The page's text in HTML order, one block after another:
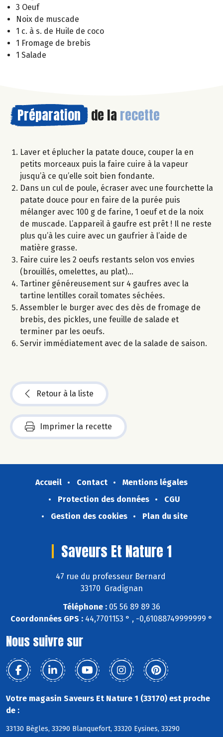
3 Oeuf
Noix de muscade
1 c. à s. de Huile de coco
1 Fromage de brebis
1 Salade
Préparation de la recette
Laver et éplucher la patate douce, couper la en
petits morceaux puis la faire cuire à la vapeur
jusqu’à ce qu’elle soit bien fondante.
Dans un cul de poule, écraser avec une fourchette la
patate douce pour en faire de la purée puis
mélanger avec 100 g de farine, 1 oeuf et de la noix
de muscade. L’appareil à gaufre est prêt ! Il ne reste
plus qu’à les cuire avec un gaufrier à l’aide de
matière grasse.
Faire cuire les 2 oeufs restants selon vos envies
(brouillés, omelettes, au plat)…
Tartiner généreusement sur 4 gaufres avec la
tartine lentilles corail tomates séchées.
Assembler le burger avec des dès de fromage de
brebis, des pickles, une feuille de salade et
terminer par les oeufs.
Servir immédiatement avec de la salade de saison.
Retour à la liste
Imprimer la recette
Accueil Contact
Mentions légales
Protection des données
CGU
Gestion des cookies
Plan du site
Saveurs Et Nature 1
47 rue du professeur Bernard
33170 Gradignan
Téléphone : 05 56 89 89 36
Coordonnées GPS : 44,7701153 ° , -0,61088749999999 °
Nous suivre sur
Votre magasin Saveurs Et Nature 1 (33170) est proche
de :
33130 Bègles, 33290 Blanquefort, 33320 Eysines, 33290